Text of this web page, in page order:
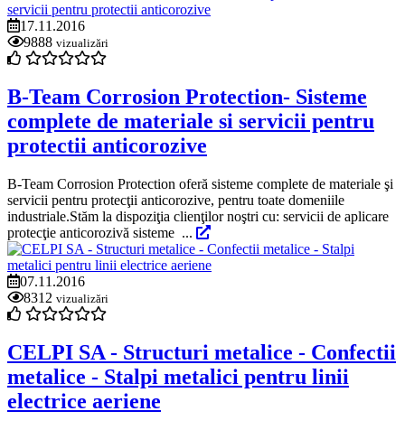
17.11.2016
9888 vizualizări
B-Team Corrosion Protection- Sisteme
complete de materiale si servicii pentru
protectii anticorozive
B-Team Corrosion Protection oferă sisteme complete de materiale şi
servicii pentru protecţii anticorozive, pentru toate domeniile
industriale.Stăm la dispoziţia clienţilor noştri cu: servicii de aplicare
protecţie anticorozivă sisteme ...
07.11.2016
8312 vizualizări
CELPI SA - Structuri metalice - Confectii
metalice - Stalpi metalici pentru linii
electrice aeriene